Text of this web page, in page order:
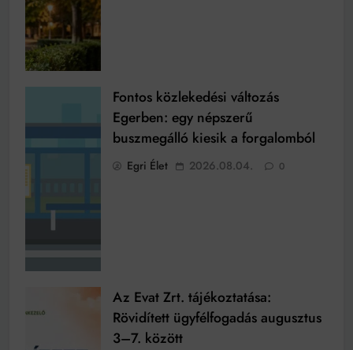
Fontos közlekedési változás
Egerben: egy népszerű
buszmegálló kiesik a forgalomból
Egri Élet 2026.08.04. 0
Az Evat Zrt. tájékoztatása:
Rövidített ügyfélfogadás augusztus
3–7. között